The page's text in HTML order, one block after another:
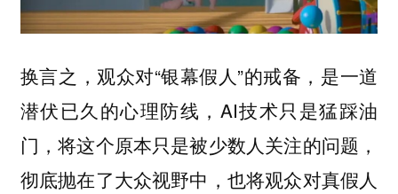
换言之，观众对“银幕假人”的戒备，是一道
潜伏已久的心理防线，AI技术只是猛踩油
门，将这个原本只是被少数人关注的问题，
彻底抛在了大众视野中，也将观众对真假人